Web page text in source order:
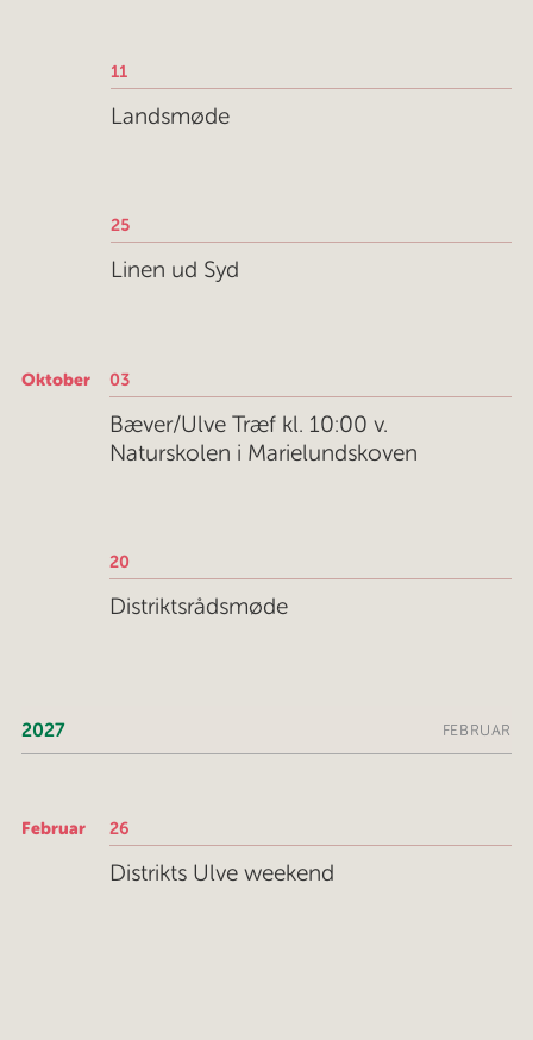
11
Landsmøde
25
Linen ud Syd
Oktober 03
Bæver/Ulve Træf kl. 10:00 v.
Naturskolen i Marielundskoven
20
Distriktsrådsmøde
2027 FEBRUAR
Februar 26
Distrikts Ulve weekend